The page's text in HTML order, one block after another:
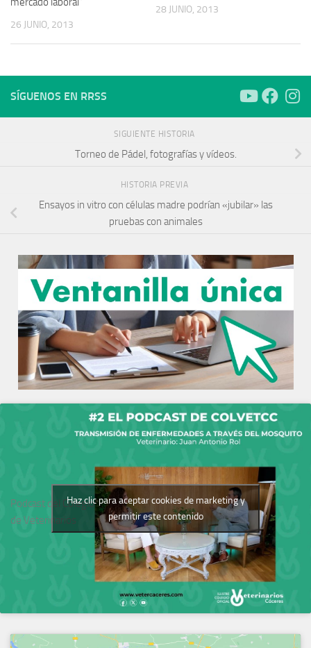
26 JUNIO, 2013
28 JUNIO, 2013
SÍGUENOS EN RRSS
SIGUIENTE HISTORIA
Torneo de Pádel, fotografías y vídeos.
HISTORIA PREVIA
Ensayos in vitro con células madre podrían «jubilar» las
pruebas con animales
Podcast del Colegio
de Veterinarios
Haz clic para aceptar cookies de marketing y
permitir este contenido